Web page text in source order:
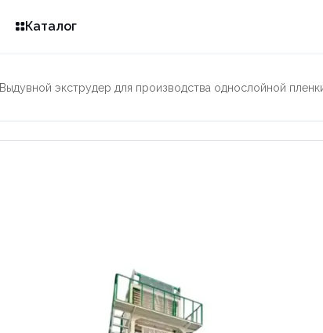
Каталог
Выдувной экструдер для производства однослойной